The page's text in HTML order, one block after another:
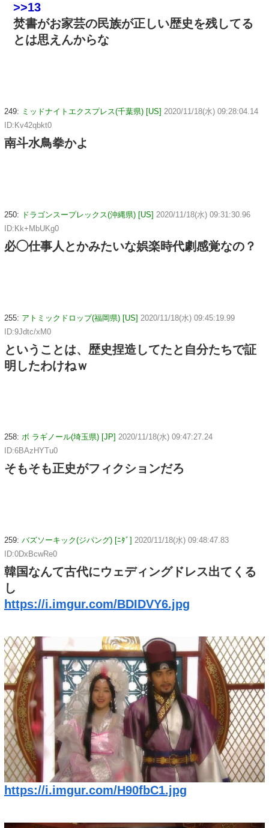
>>13
焚書がお家芸の民族が正しい歴史を残してる
とは思えんからな
249: ミッドナイトエクスプレス(千葉県) [US] 2020/11/18(水) 09:28:04.14
ID:Kv42qbkt0
南斗水鳥拳かよ
250: ドラゴンスープレックス(沖縄県) [US] 2020/11/18(水) 09:31:30.96
ID:Kk+MbUKg0
必◯仕事人とかみたいな娯楽時代劇感覚なの？
255: アトミックドロップ(福岡県) [US] 2020/11/18(水) 09:45:19.99
ID:9Jdtc/xM0
ということは、歴史捏造してたと自分たちで証
明したわけねｗ
258: ボ ラギノール(埼玉県) [JP] 2020/11/18(水) 09:47:27.24
ID:6BAzHYTu0
そもそも正史がフィクションだろ
259: バズソーキック(ジパング) [ﾆﾀﾞ] 2020/11/18(水) 09:48:47.83
ID:0DxBcwRe0
韓国なんて古代にウェディングドレス出てくる
し
https://i.imgur.com/BDIDVY6.jpg
https://i.imgur.com/H90fbC1.jpg